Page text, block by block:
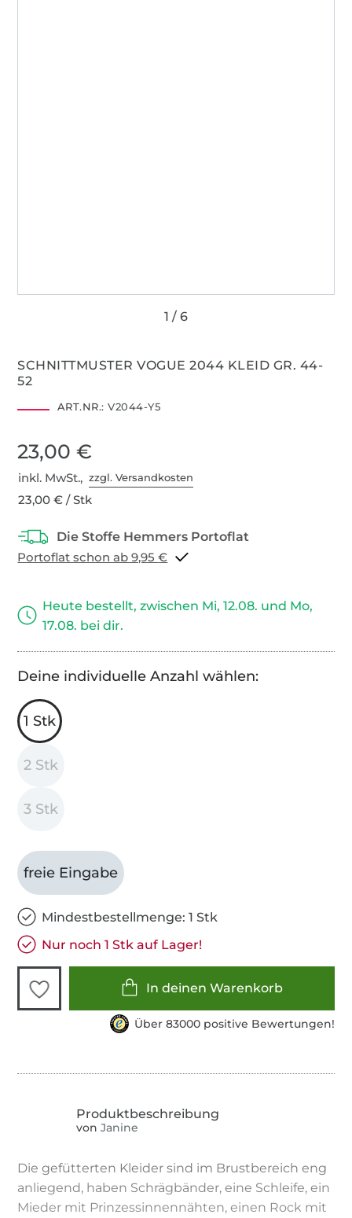
SCHNITTMUSTER VOGUE 2044 KLEID GR. 44-
52
ART.NR.: V2044-Y5
23,00 €
inkl. MwSt.,zzgl. Versandkosten
23,00 € / Stk
Portoflat schon ab 9,95 €
Heute bestellt, zwischen Mi, 12.08. und Mo,
17.08. bei dir.
Deine individuelle Anzahl wählen:
1 Stk
2 Stk
3 Stk
freie Eingabe
Mindestbestellmenge: 1 Stk
Nur noch 1 Stk auf Lager!
In deinen Warenkorb
Über 83000 positive Bewertungen!
von Janine
Die gefütterten Kleider sind im Brustbereich eng
anliegend, haben Schrägbänder, eine Schleife, ein
Mieder mit Prinzessinnennähten, einen Rock mit